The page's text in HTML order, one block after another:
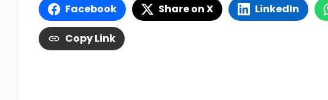
Facebook Share on X LinkedIn
Copy Link